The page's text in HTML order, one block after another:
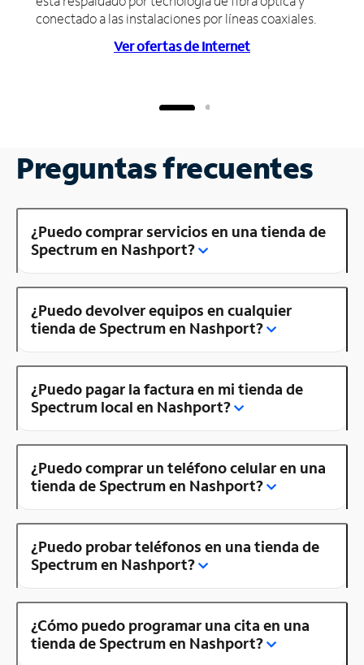
conectado a las instalaciones por líneas coaxiales.
Ver ofertas de Internet
Preguntas frecuentes
¿Puedo comprar servicios en una tienda de
Spectrum en Nashport?
¿Puedo devolver equipos en cualquier
tienda de Spectrum en Nashport?
¿Puedo pagar la factura en mi tienda de
Spectrum local en Nashport?
¿Puedo comprar un teléfono celular en una
tienda de Spectrum en Nashport?
¿Puedo probar teléfonos en una tienda de
Spectrum en Nashport?
¿Cómo puedo programar una cita en una
tienda de Spectrum en Nashport?